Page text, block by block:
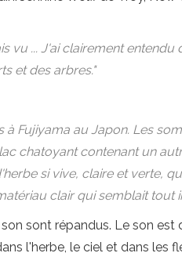
vu ... J'ai clairement
et des arbres."
Fujiyama au Japon. Les
chatoyant contenant un
si vive, claire et verte,
clair qui semblait tout
sont répandus. Le son
l'herbe, le ciel et dans les